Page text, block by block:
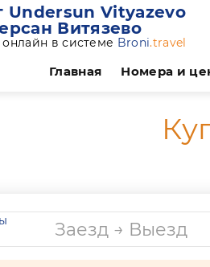
Undersun Vityazevo
Витязево
в системе Broni.travel
Главная Номера и